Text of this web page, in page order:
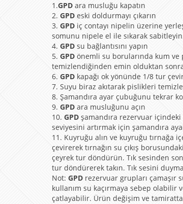
1.GPD ara musluğu kapatın
2. GPD eski doldurmayı çıkarın
3. GPD iç contayı nipelin üzerine
somunu nipele el ile sıkarak
4. GPD su bağlantısını yapın
5. GPD önemli su borularında kum
temizlendiğinden emin olduktan
6. GPD kapağı ok yönünde 1/8 tur
7. Suyu biraz akıtarak pislikleri
8. Şamandıra ayar çubuğunu tekrar
9. GPD ara musluğunu açın
10. GPD şamandıra rezervuar içindeki
seviyesini artırmak için şamandıra
11. Kuyruğu alın ve kuyruğu tırnağa
çevirerek tırnağın su çıkış
çeyrek tur döndürün. Tık sesinden
tur döndürerek takın. Tık sesini
Not: GPD rezervuar grupları
kullanım su kaçırmaya sebep olabilir
çatlayabilir. Ürün değişim ve